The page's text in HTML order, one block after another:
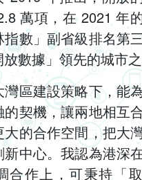
萬項，在 2021 年
數」副省級排名第
數據」領先的城市
區建設策略下，能
契機，讓兩地相互
的合作空間，把大
中心。我認為港深
合作上，可秉持「